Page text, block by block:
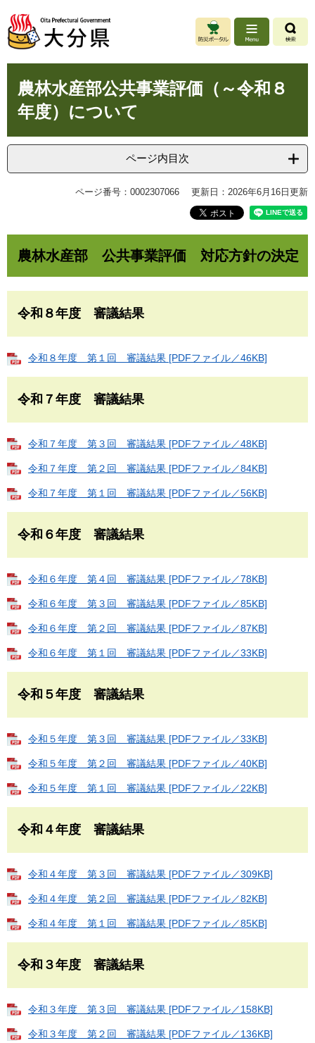
ジ
先
ュ
を
本
へ
農林水産部公共事業評価（～令和８
年度）について
ページ内目次
ページ番号：0002307066 更新日：2026年6月16日更新
農林水産部 公共事業評価 対応方針の決定
令和８年度 審議結果
令和８年度 第１回 審議結果 [PDFファイル／46KB]
令和７年度 審議結果
令和７年度 第３回 審議結果 [PDFファイル／48KB]
令和７年度 第２回 審議結果 [PDFファイル／84KB]
令和７年度 第１回 審議結果 [PDFファイル／56KB]
令和６年度 審議結果
令和６年度 第４回 審議結果 [PDFファイル／78KB]
令和６年度 第３回 審議結果 [PDFファイル／85KB]
令和６年度 第２回 審議結果 [PDFファイル／87KB]
令和６年度 第１回 審議結果 [PDFファイル／33KB]
令和５年度 審議結果
令和５年度 第３回 審議結果 [PDFファイル／33KB]
令和５年度 第２回 審議結果 [PDFファイル／40KB]
令和５年度 第１回 審議結果 [PDFファイル／22KB]
令和４年度 審議結果
令和４年度 第３回 審議結果 [PDFファイル／309KB]
令和４年度 第２回 審議結果 [PDFファイル／82KB]
令和４年度 第１回 審議結果 [PDFファイル／85KB]
令和３年度 審議結果
令和３年度 第３回 審議結果 [PDFファイル／158KB]
令和３年度 第２回 審議結果 [PDFファイル／136KB]